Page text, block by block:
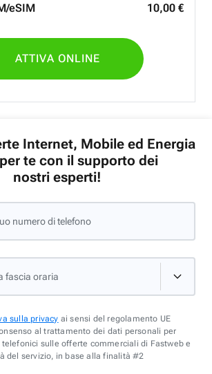
eSIM 10,00 €
ATTIVA ONLINE
Internet, Mobile ed Energia
te con il supporto dei
nostri esperti!
numero di telefono
fascia oraria
sulla privacy ai sensi del regolamento UE
al trattamento dei dati personali per
sulle offerte commerciali di Fastweb e
del servizio, in base alla finalità #2